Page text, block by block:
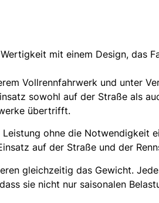
mit einem Design, das
Vollrennfahrwerk und unter
sowohl auf der Straße als
übertrifft.
ohne die Notwendigkeit
auf der Straße und der
gleichzeitig das Gewicht.
sie nicht nur saisonalen